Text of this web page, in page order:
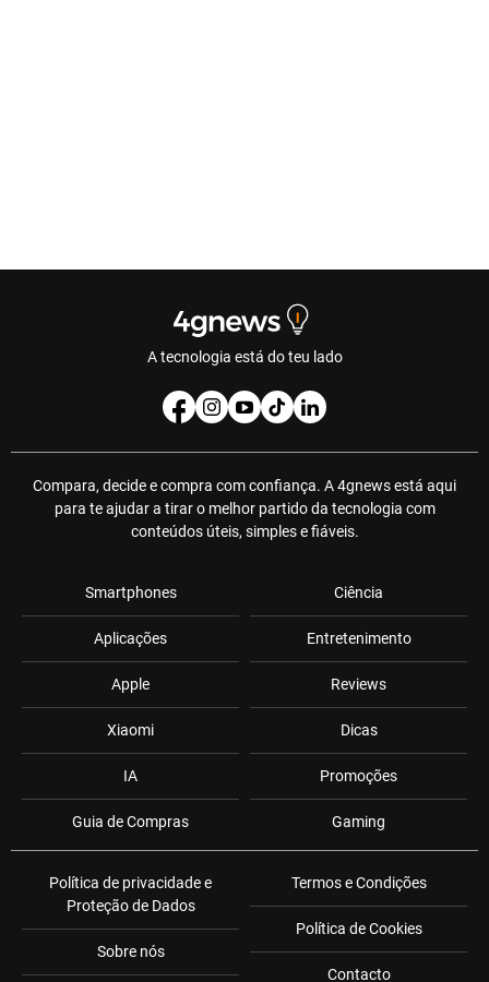
A tecnologia está do teu lado
Compara, decide e compra com confiança. A 4gnews está aqui
para te ajudar a tirar o melhor partido da tecnologia com
conteúdos úteis, simples e fiáveis.
Smartphones
Aplicações
Apple
Xiaomi
IA
Guia de Compras
Ciência
Entretenimento
Reviews
Dicas
Promoções
Gaming
Política de privacidade e
Proteção de Dados
Sobre nós
Termos e Condições
Política de Cookies
Contacto